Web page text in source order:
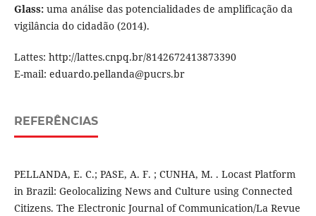
Glass: uma análise das potencialidades de amplificação da
vigilância do cidadão (2014).
Lattes: http://lattes.cnpq.br/8142672413873390
E-mail: eduardo.pellanda@pucrs.br
REFERÊNCIAS
PELLANDA, E. C.; PASE, A. F. ; CUNHA, M. . Locast Platform
in Brazil: Geolocalizing News and Culture using Connected
Citizens. The Electronic Journal of Communication/La Revue